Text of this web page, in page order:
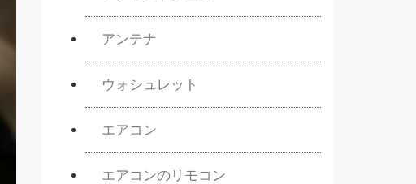
アンテナ
ウォシュレット
エアコン
エアコンのリモコン